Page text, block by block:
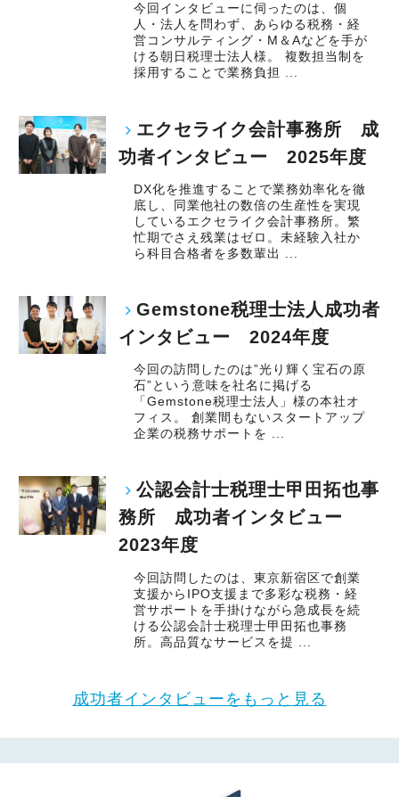
今回インタビューに伺ったのは、個
人・法人を問わず、あらゆる税務・経
営コンサルティング・M＆Aなどを手が
ける朝日税理士法人様。 複数担当制を
採用することで業務負担 ...
エクセライク会計事務所 成
功者インタビュー 2025年度
DX化を推進することで業務効率化を徹
底し、同業他社の数倍の生産性を実現
しているエクセライク会計事務所。繁
忙期でさえ残業はゼロ。未経験入社か
ら科目合格者を多数輩出 ...
Gemstone税理士法人成功者
インタビュー 2024年度
今回の訪問したのは”光り輝く宝石の原
石”という意味を社名に掲げる
「Gemstone税理士法人」様の本社オ
フィス。 創業間もないスタートアップ
企業の税務サポートを ...
公認会計士税理士甲田拓也事
務所 成功者インタビュー
2023年度
今回訪問したのは、東京新宿区で創業
支援からIPO支援まで多彩な税務・経
営サポートを手掛けながら急成長を続
ける公認会計士税理士甲田拓也事務
所。高品質なサービスを提 ...
成功者インタビューをもっと見る